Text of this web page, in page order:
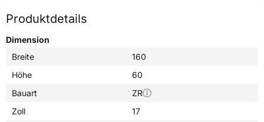
Produktdetails
Dimension
Breite
160
Höhe
60
Bauart
ZR
Zoll
17